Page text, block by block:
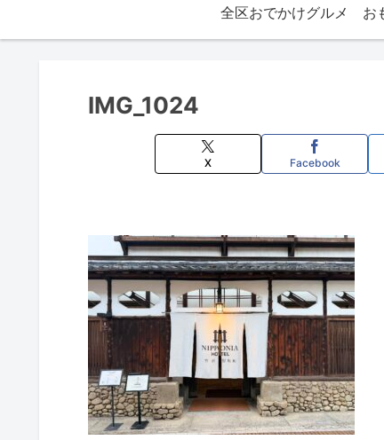
全区おでかけグルメ
IMG_1024
X Facebook